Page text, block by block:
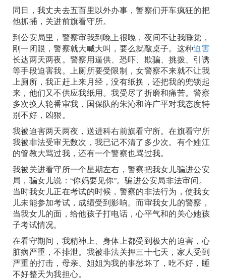
同日，我丈夫去五百里以外办事，警察们开车疯狂的把
他抓捕，关进前旗看守所。
到公安局里，警察审我到晚上很晚，夜间不让我睡觉，
刚一闭眼，警察就大喊大叫，要么就敲桌子。这种迫害
长达两天两夜。警察用逼供、恐吓、欺骗、挑拨、引诱
等手段迫害我。上厕所要受限制，女警察不来就不让我
上厕所，我正赶上来月经，没有纸换，还把我的兜锁起
来，他们又不供应我纸用。我受尽了折磨和痛苦。警察
多次换人轮番审我，国保队的朱沁和许广平对我态度特
别不好，凶狠。
我被迫害两天两夜，送进科右前旗看守所。在旗看守所
我被非法受审无数次，我已记不清了多少次。有个姓江
的管教大骂过我，还有一个警察也骂过我。
我被关进看守所一个星期左右，警察把我女儿骗进公安
局，骗女儿说：“你妈要见你”。骗进公安局非法审问。
当时我女儿正在考试的时候，警察的非法行为，使我女
儿未能参加考试，成绩受到影响。而审我女儿的警察，
当我女儿的面，给他孩子打电话，心平气和的关心她孩
子考试情况。
在看守期间，我精神上、身体上都受到极大的迫害，心
脏病严重，不排泄。我被非法关押三十七天，家人受到
严重的打击，母亲、姐姐为我的事愁坏了，吃不好，睡
不好整天为我担心。